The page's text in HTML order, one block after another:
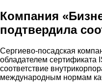
Компания
подтвердила
Сергиево-посадская
обладателем сертификата
соответствие
международным нормам